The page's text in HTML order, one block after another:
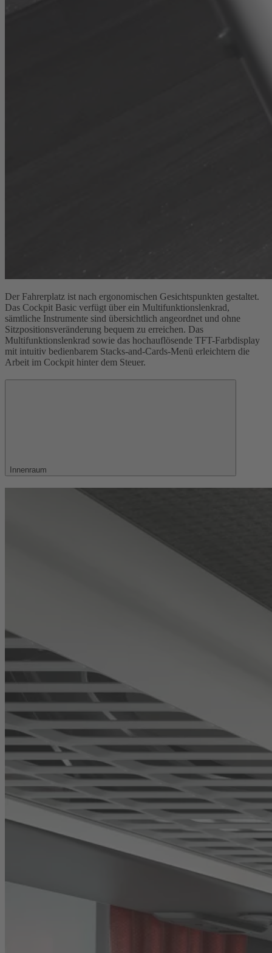
Der Fahrerplatz ist nach ergonomischen Gesichtspunkten gestaltet.
Das Cockpit Basic verfügt über ein Multifunktionslenkrad,
sämtliche Instrumente sind übersichtlich angeordnet und ohne
Sitzpositionsveränderung bequem zu erreichen. Das
Multifunktionslenkrad sowie das hochauflösende TFT-Farbdisplay
mit intuitiv bedienbarem Stacks-and-Cards-Menü erleichtern die
Arbeit im Cockpit hinter dem Steuer.
Innenraum